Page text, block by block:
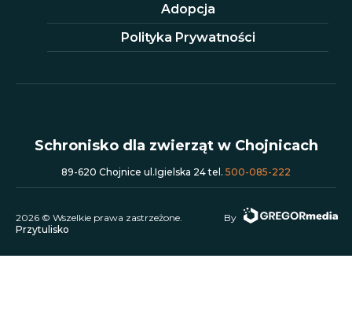
Adopcja
Polityka Prywatności
Schronisko dla zwierząt w Chojnicach
89-620 Chojnice ul.Igielska 24 tel. 500-085-222
2026 © Wszelkie prawa zastrzeżone.
Przytulisko
By